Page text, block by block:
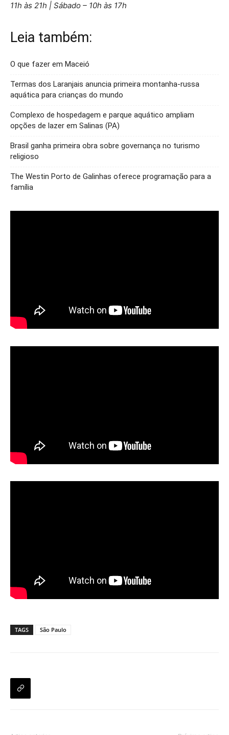
11h às 21h | Sábado – 10h às 17h
Leia também:
O que fazer em Maceió
Termas dos Laranjais anuncia primeira montanha-russa
aquática para crianças do mundo
Complexo de hospedagem e parque aquático ampliam
opções de lazer em Salinas (PA)
Brasil ganha primeira obra sobre governança no turismo
religioso
The Westin Porto de Galinhas oferece programação para a
família
TAGS São Paulo